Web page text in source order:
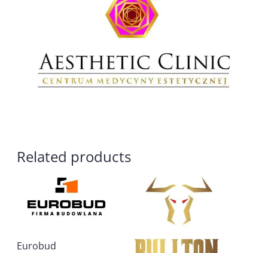
Related products
Eurobud